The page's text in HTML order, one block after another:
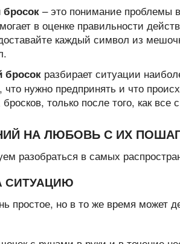
– это понимание проблемы
в оценке правильности
каждый символ из
бросокразбирает ситуации
что нужно предпринять и что
только после того, как
НА ЛЮБОВЬ С ИХ
разобраться в самых
СИТУАЦИЮ
простое, но в то же время может